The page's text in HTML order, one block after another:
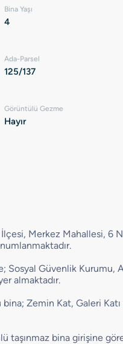
Bina Yaşı
4
Ada-Parsel
125/137
Görüntülü Gezme
Hayır
İlçesi, Merkez Mahallesi,
Sosyal Güvenlik Kurumu,
almaktadır.
bina; Zemin Kat, Galeri
taşınmaz bina girişine